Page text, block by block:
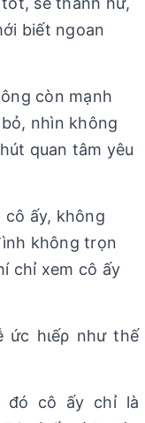
biết ngoan
còn mạnh
nhìn không
quan tâm yêu
cô ấy, không
không trọn
chỉ xem cô ấy
ức hιếρ như thế
đó cô ấy chỉ là